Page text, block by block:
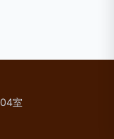
室